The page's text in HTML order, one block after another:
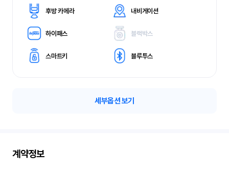
후방 카메라 내비게이션
하이패스 블랙박스
스마트키 블루투스
세부옵션 보기
계약정보